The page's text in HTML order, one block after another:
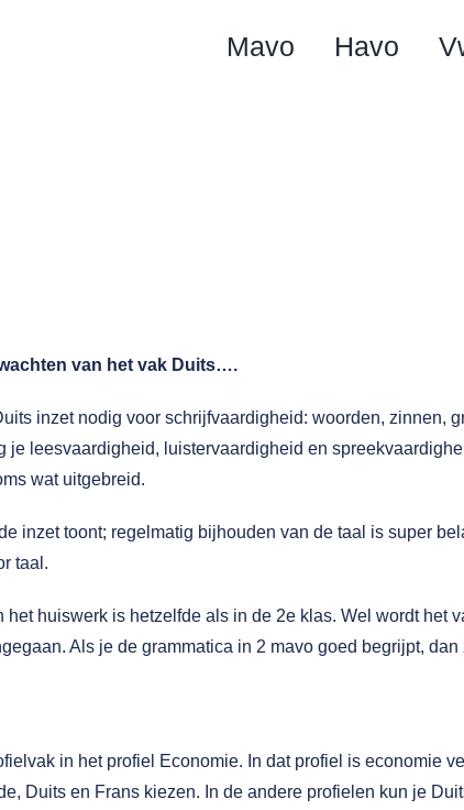
Mavo Havo
van het vak Duits….
inzet nodig voor schrijfvaardigheid: woorden, zinnen,
je leesvaardigheid, luistervaardigheid en
wat uitgebreid.
inzet toont; regelmatig bijhouden van de taal is super
taal.
het huiswerk is hetzelfde als in de 2e klas. Wel wordt het
Als je de grammatica in 2 mavo goed begrijpt,
in het profiel Economie. In dat profiel is economie
Duits en Frans kiezen. In de andere profielen kun je